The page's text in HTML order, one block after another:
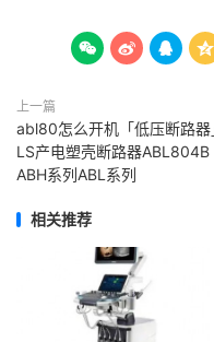
   
上一篇
abl80怎么开机「低压断路器
LS产电塑壳断路器ABL804B
ABH系列ABL系列
相关推荐